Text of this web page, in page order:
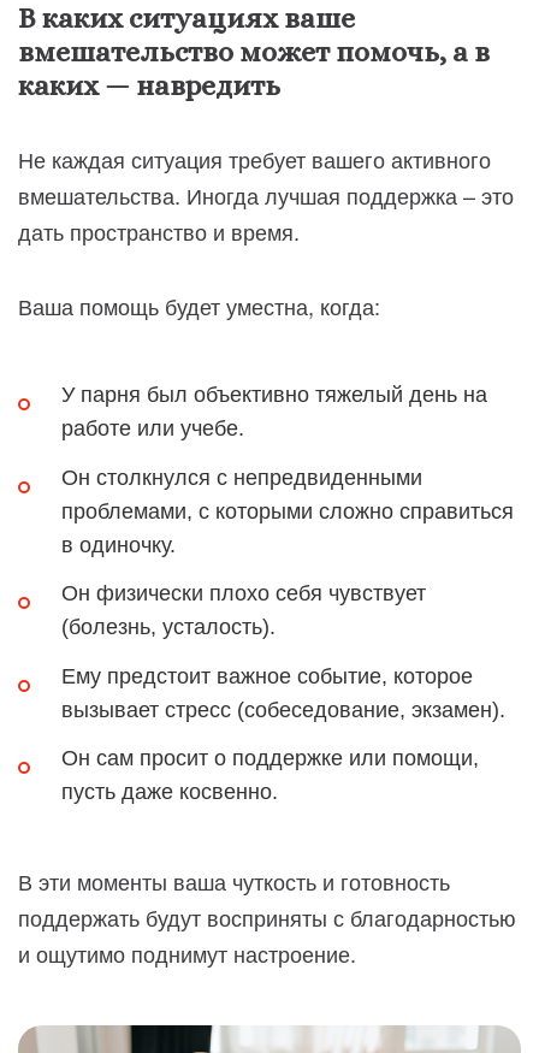
В каких ситуациях ваше
вмешательство может помочь, а в
каких — навредить
Не каждая ситуация требует вашего активного
вмешательства. Иногда лучшая поддержка – это
дать пространство и время.
Ваша помощь будет уместна, когда:
У парня был объективно тяжелый день на
работе или учебе.
Он столкнулся с непредвиденными
проблемами, с которыми сложно справиться
в одиночку.
Он физически плохо себя чувствует
(болезнь, усталость).
Ему предстоит важное событие, которое
вызывает стресс (собеседование, экзамен).
Он сам просит о поддержке или помощи,
пусть даже косвенно.
В эти моменты ваша чуткость и готовность
поддержать будут восприняты с благодарностью
и ощутимо поднимут настроение.